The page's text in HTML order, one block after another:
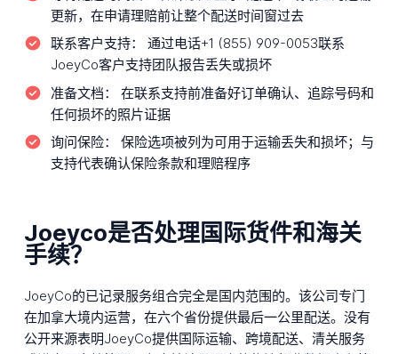
更新，在申请理赔前让整个配送时间窗过去
联系客户支持：
通过电话+1 (855) 909-0053联系
JoeyCo客户支持团队报告丢失或损坏
准备文档：
在联系支持前准备好订单确认、追踪号码和
任何损坏的照片证据
询问保险：
保险选项被列为可用于运输丢失和损坏；与
支持代表确认保险条款和理赔程序
Joeyco是否处理国际货件和海关
手续？
JoeyCo的已记录服务组合完全是国内范围的。该公司专门
在加拿大境内运营，在六个省份提供最后一公里配送。没有
公开来源表明JoeyCo提供国际运输、跨境配送、清关服务